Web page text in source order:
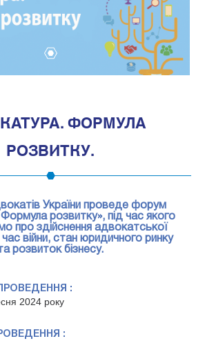
ФОРМУЛА
РОЗВИТКУ.
України проведе форум
розвитку», під час якого
про здійснення адвокатської
час війни, стан юридичного ринку
розвиток бізнесу.
:
2024 року
: